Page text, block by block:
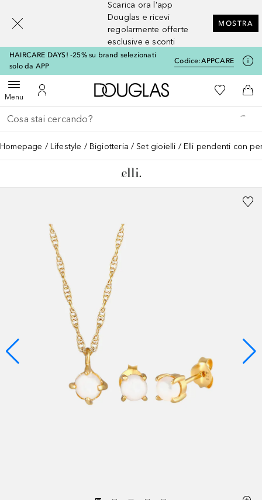
Scarica ora l'app
Douglas e ricevi
regolarmente offerte
esclusive e sconti
MOSTRA
HAIRCARE DAYS! -25% su brand selezionati
solo da APP
Codice:APPCARE
MenuApri menuAl Mio Account
A Douglas HomeAlla Mia
Al
Torna indietro
Esegui ricerca
Homepage Lifestyle Bigiotteria Set gioielli Elli pendenti con
[navigation.slideout.screenreader]